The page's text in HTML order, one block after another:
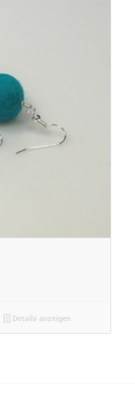
Details anzeigen